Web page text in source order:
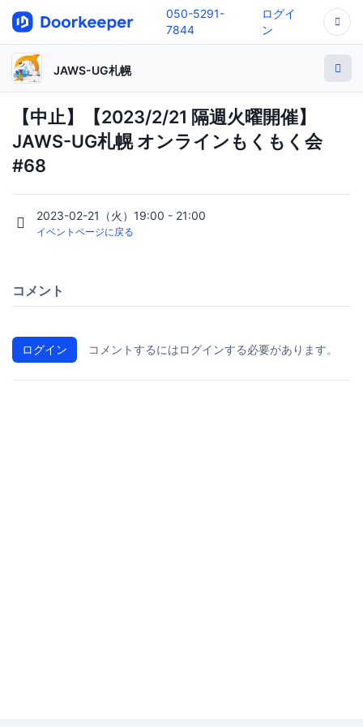
050-5291-
7844
ログイ
ン
JAWS-UG札幌
【中止】【2023/2/21 隔週火曜開催】
JAWS-UG札幌 オンラインもくもく会
#68
2023-02-21（火）19:00 - 21:00
イベントページに戻る
コメント
ログイン コメントするにはログインする必要があります。